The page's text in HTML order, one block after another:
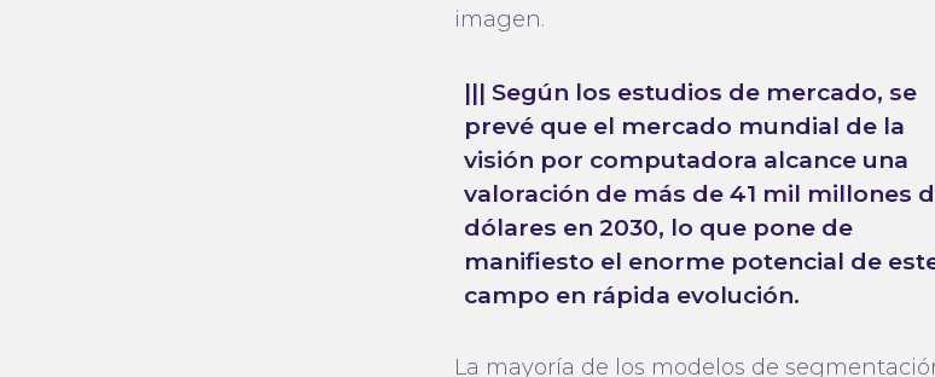
imagen.
||| Según los estudios de mercado, se
prevé que el mercado mundial de la
visión por computadora alcance una
valoración de más de 41 mil millones
dólares en 2030, lo que pone de
manifiesto el enorme potencial de
campo en rápida evolución.
La mayoría de los modelos de